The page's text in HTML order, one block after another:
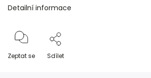
Detailní informace
Zeptat se Sdílet